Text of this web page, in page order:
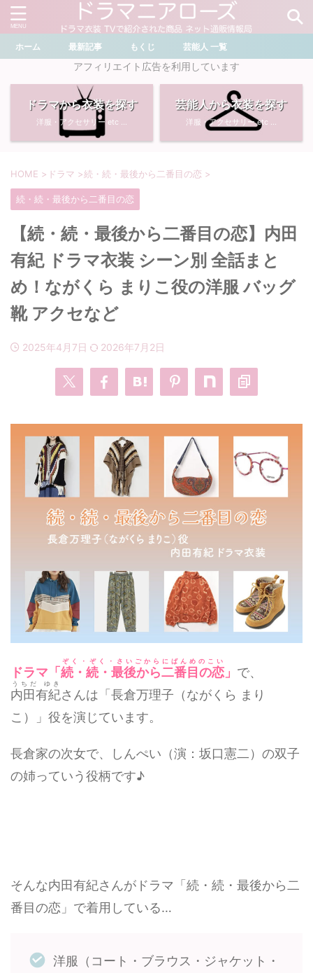
＼ ドラマ・芸能人を検索 ／
おすすめ検索ワード
川口春奈
・石原さとみ
・ 菜々緒
・堀田真由
・ 多部未華子
・ 広瀬すず
・あのクズ
無能の鷹
・若草物語
・ 畑芽育
・わたしの宝物
ライオンの隠れ家
・バッグ
・腕時計
ホーム 最新記事 もくじ 芸能人 一覧
アフィリエイト広告を利用しています
ドラマから衣装を探す
洋服・アクセサリー etc ...
芸能人から衣装を探す
洋服・アクセサリー etc ...
HOME > ドラマ >続・続・最後から二番目の恋 >
続・続・最後から二番目の恋
【続・続・最後から二番目の恋】内田
有紀 ドラマ衣装 シーン別 全話まと
め！ながくら まりこ役の洋服 バッグ
靴 アクセなど
2025年4月7日 2026年7月2日
ドラマ「 続・続・最後から二番目の恋
ぞく・ぞく・さいごからにばんめのこい
」 で、
内田有紀
うちだ ゆき
さんは「長倉万理子（ながくら まり
こ）」役を演じています。
長倉家の次女で、しんぺい（演：坂口憲二）の双子
の姉っていう役柄です♪
そんな内田有紀さんがドラマ「続・続・最後から二
番目の恋」で着用している…
洋服（コート・ブラウス・ジャケット・